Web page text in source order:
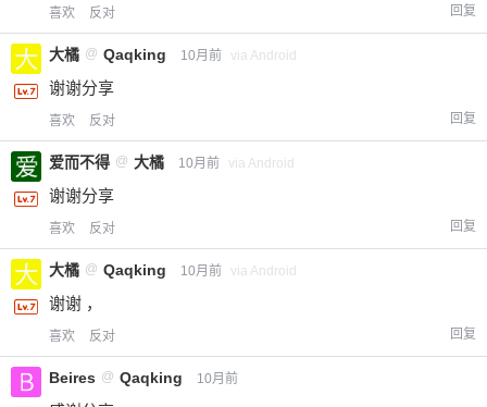
喜欢 反对 回复
大橘 @ Qaqking 10月前 via Android
谢谢分享
喜欢 反对 回复
爱而不得 @ 大橘 10月前 via Android
谢谢分享
喜欢 反对 回复
大橘 @ Qaqking 10月前 via Android
谢谢 ，
喜欢 反对 回复
Beires @ Qaqking 10月前